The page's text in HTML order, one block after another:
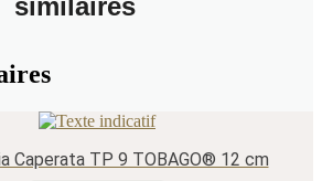
similaires
Caperata TP 9 TOBAGO® 12 cm